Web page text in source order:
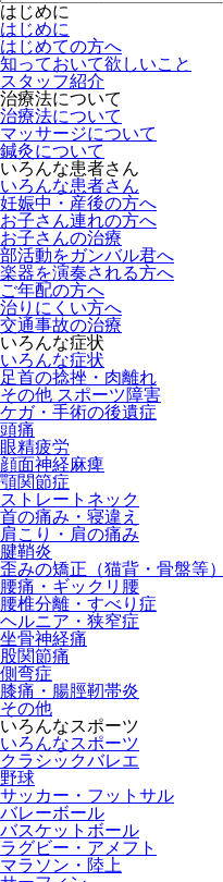
はじめに
はじめに
はじめての方へ
知っておいて欲しいこと
スタッフ紹介
治療法について
治療法について
マッサージについて
鍼灸について
いろんな患者さん
いろんな患者さん
妊娠中・産後の方へ
お子さん連れの方へ
お子さんの治療
部活動をガンバル君へ
楽器を演奏される方へ
ご年配の方へ
治りにくい方へ
交通事故の治療
いろんな症状
いろんな症状
足首の捻挫・肉離れ
その他 スポーツ障害
ケガ・手術の後遺症
頭痛
眼精疲労
顔面神経麻痺
顎関節症
ストレートネック
首の痛み・寝違え
肩こり・肩の痛み
腱鞘炎
歪みの矯正（猫背・骨盤等）
腰痛・ギックリ腰
腰椎分離・すべり症
ヘルニア・狭窄症
坐骨神経痛
股関節痛
側弯症
膝痛・腸脛靭帯炎
その他
いろんなスポーツ
いろんなスポーツ
クラシックバレエ
野球
サッカー・フットサル
バレーボール
バスケットボール
ラグビー・アメフト
マラソン・陸上